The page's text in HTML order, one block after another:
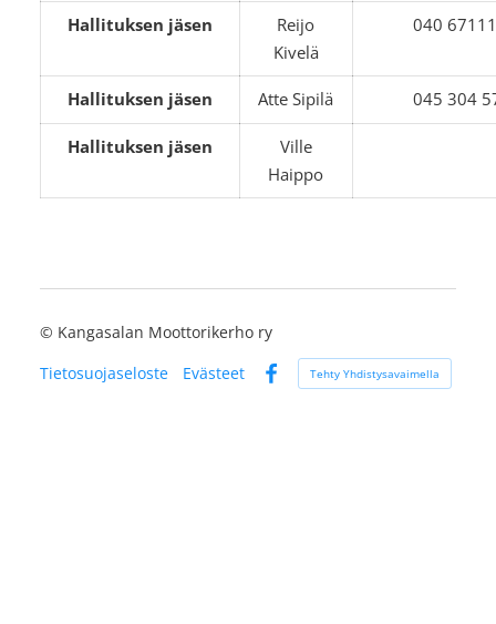
Hallituksen jäsen
Reijo
Kivelä
040
Hallituksen jäsen Atte Sipilä 045 304
Hallituksen jäsen
Ville
Haippo
© Kangasalan Moottorikerho ry
Tietosuojaseloste
Evästeet
Facebook
Tehty Yhdistysavaimella